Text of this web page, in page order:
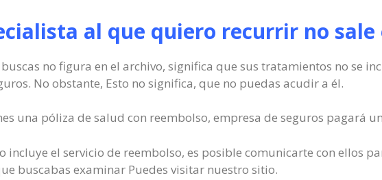
al que quiero recurrir no sale
no figura en el archivo, significa que sus tratamientos no se
No obstante, Esto no significa, que no puedas acudir a él.
una póliza de salud con reembolso, empresa de seguros pagará
incluye el servicio de reembolso, es posible comunicarte con ellos
buscabas examinar Puedes visitar nuestro sitio.